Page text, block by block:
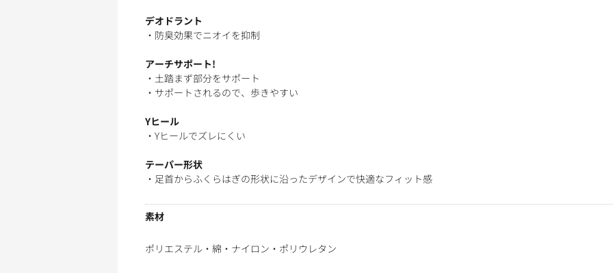
デオドラント
・防臭効果でニオイを抑制
アーチサポート!
・土踏まず部分をサポート
・サポートされるので、歩きやすい
Yヒール
・Yヒールでズレにくい
テーパー形状
・足首からふくらはぎの形状に沿ったデザインで快適なフィット感
素材
ポリエステル・綿・ナイロン・ポリウレタン